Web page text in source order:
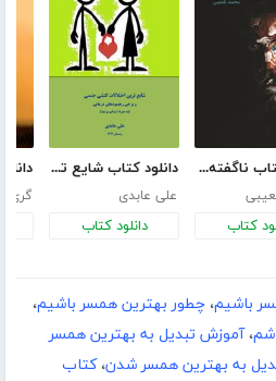
دانلود کتاب ناگفته‌ها را بشنویم
کتاب
دانلود کتاب شایع ترین اختلالات کنشی جنسی و برخی رهنمودهای درمانی
علی عابدی
دانلود کتاب
گری
باشیم، چطور بهترین همسر باشیم،
،آموزش تبدیل به بهترین همسر
به بهترین همسر شدن،کتاب